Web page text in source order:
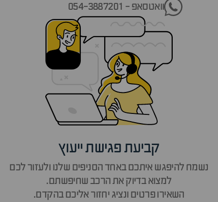
וואטסאפ - 054-3887201
קביעת פגישת ייעוץ
נשמח להיפגש איתכם באחד הסניפים שלנו ולעזור לכם
למצוא בדיוק את הרכב שחיפשתם.
השאירו פרטים ונציג יחזור אליכם בהקדם.